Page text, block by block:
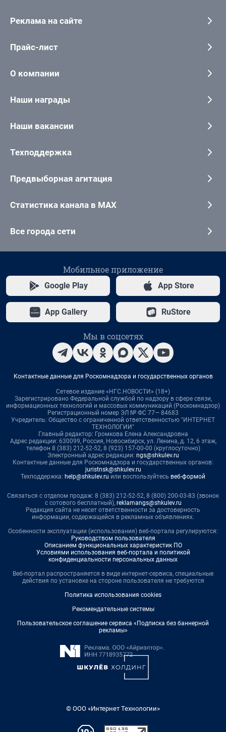
Реклама на сайте
Прайс-лист
О компании
Наши награды
Наши вакансии
Техподдержка
Предвыборная агитация
Статистика канала в MAX
Все города сети
Мобильное приложение
Google Play App Store
App Gallery RuStore
Мы в соцсетях
Контактные данные для Роскомнадзора и государственных органов
Сетевое издание «НГС.НОВОСТИ» (18+)
Зарегистрировано Федеральной службой по надзору в сфере связи,
информационных технологий и массовых коммуникаций (Роскомнадзор)
Регистрационный номер ЭЛ № ФС 77— 84683
Учредитель: Общество с ограниченной ответственностью "ИНТЕРНЕТ
ТЕХНОЛОГИИ"
Главный редактор: Громкова Елена Александровна
Адрес редакции: 630099, Россия, Новосибирск, ул. Ленина, д. 12, 6 этаж,
телефон 8 (383) 212-52-52, 8 (923) 157-00-00 (круглосуточно)
Электронный адрес редакции: ngs@shkulev.ru
Контактные данные для Роскомнадзора и государственных органов:
juristnsk@shkulev.ru
Техподдержка: help@shkulev.ru или воспользуйтесь веб-формой
Связаться с отделом продаж: 8 (383) 212-52-52, 8 (800) 200-03-83 (звонок
с сотового бесплатный), reklamangs@shkulev.ru
Редакция сайта не несет ответственности за достоверность
информации, содержащейся в рекламных объявлениях.
Особенности эксплуатации (использования) веб-портала регулируются:
Руководством пользователя
Описанием функциональных характеристик ПО
Условиями использования веб-портала и политикой
конфиденциальности персональных данных
Веб-портал распространяется в виде интернет-сервиса, специальные
действия по установке на стороне пользователя не требуются
Политика использования cookies
Рекомендательные системы
Пользовательское соглашение сервиса «Подписка без баннерной
рекламы»
© ООО «Интернет Технологии»